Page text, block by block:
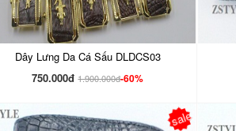
Dây Lưng Da Cá Sấu DLDCS03
750.000đ 1.900.000đ-60%
sale